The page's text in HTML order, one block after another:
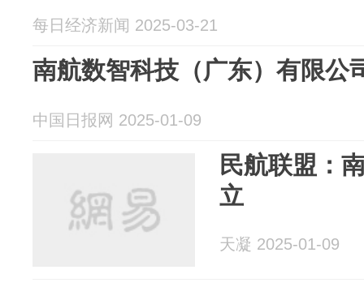
每日经济新闻 2025-03-21
南航数智科技（广东）有限公
中国日报网 2025-01-09
民航联盟：
立
天凝 2025-01-09